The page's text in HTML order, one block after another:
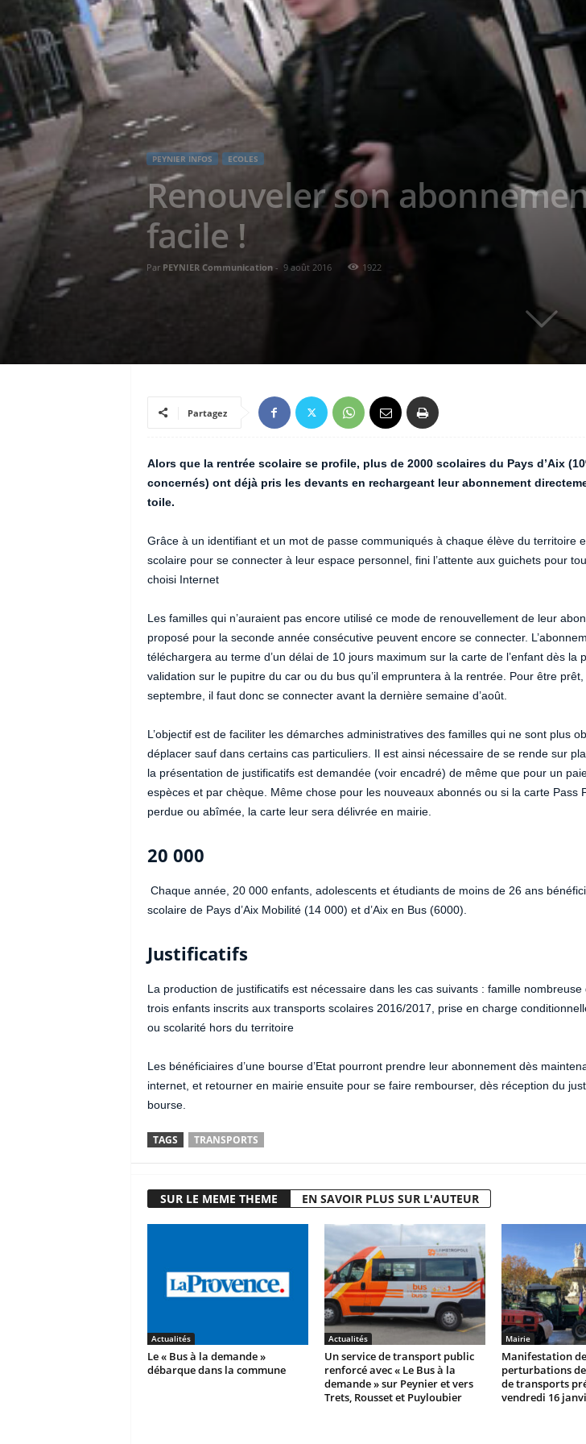
PEYNIER INFOS ECOLES
Renouveler son
facile !
Par PEYNIER Communication- 9 août 2016 1922
Partagez
Alors que la rentrée scolaire se profile, plus de 2000 scolaires du Pays d’Aix
concernés) ont déjà pris les devants en rechargeant leur abonnement
toile.
Grâce à un identifiant et un mot de passe communiqués à chaque élève du territoire
scolaire pour se connecter à leur espace personnel, fini l’attente aux guichets pour
choisi Internet
Les familles qui n’auraient pas encore utilisé ce mode de renouvellement de leur
proposé pour la seconde année consécutive peuvent encore se connecter.
téléchargera au terme d’un délai de 10 jours maximum sur la carte de l’enfant dès la
validation sur le pupitre du car ou du bus qu’il empruntera à la rentrée. Pour être prêt,
septembre, il faut donc se connecter avant la dernière semaine d’août.
L’objectif est de faciliter les démarches administratives des familles qui ne sont plus
déplacer sauf dans certains cas particuliers. Il est ainsi nécessaire de se rende sur
la présentation de justificatifs est demandée (voir encadré) de même que pour un
espèces et par chèque. Même chose pour les nouveaux abonnés ou si la carte Pass
perdue ou abîmée, la carte leur sera délivrée en mairie.
20 000
Chaque année, 20 000 enfants, adolescents et étudiants de moins de 26 ans
scolaire de Pays d’Aix Mobilité (14 000) et d’Aix en Bus (6000).
Justificatifs
La production de justificatifs est nécessaire dans les cas suivants : famille nombreuse
trois enfants inscrits aux transports scolaires 2016/2017, prise en charge
ou scolarité hors du territoire
Les bénéficiaires d’une bourse d’Etat pourront prendre leur abonnement dès
internet, et retourner en mairie ensuite pour se faire rembourser, dès réception du
bourse.
TAGS TRANSPORTS
SUR LE MEME THEME EN SAVOIR PLUS SUR L'AUTEUR
Actualités
Le « Bus à la demande »
débarque dans la commune
Actualités
Un service de transport public
renforcé avec « Le Bus à la
demande » sur Peynier et vers
Trets, Rousset et Puyloubier
Mairie
Manifestation
perturbations
de transports
vendredi 16